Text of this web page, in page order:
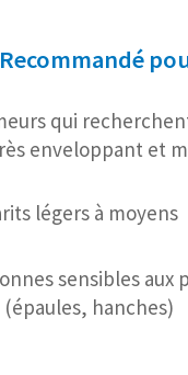
Recommandé
qui
enveloppant et
légers à moyens
sensibles aux
(épaules, hanches)